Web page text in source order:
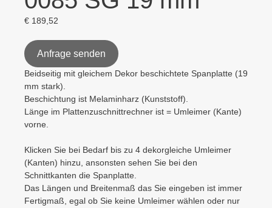
€ 189,52
Anfrage senden
Beidseitig mit gleichem Dekor beschichtete Spanplatte (19
mm stark).
Beschichtung ist Melaminharz (Kunststoff).
Länge im Plattenzuschnittrechner ist = Umleimer (Kante)
vorne.
Klicken Sie bei Bedarf bis zu 4 dekorgleiche Umleimer
(Kanten) hinzu, ansonsten sehen Sie bei den
Schnittkanten die Spanplatte.
Das Längen und Breitenmaß das Sie eingeben ist immer
Fertigmaß, egal ob Sie keine Umleimer wählen oder nur